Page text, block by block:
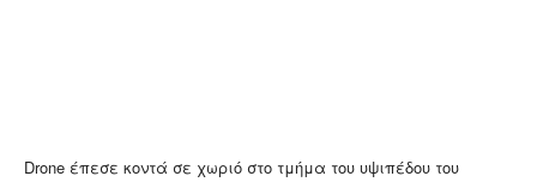
Drone έπεσε κοντά σε χωριό στο τμήμα του υψιπέδου του